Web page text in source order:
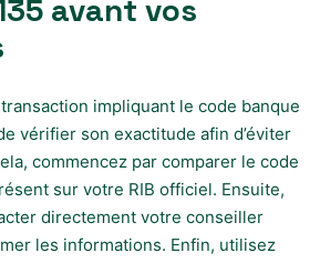
avant vos
impliquant le code banque
vérifier son exactitude afin d’éviter
commencez par comparer le code
sur votre RIB officiel. Ensuite,
directement votre conseiller
les informations. Enfin, utilisez